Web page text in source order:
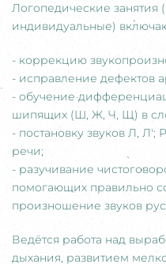
Логопедические занятия
индивидуальные)
- коррекцию
- исправление дефектов
- обучение
шипящих (Ш, Ж, Ч, Щ) в
- постановку звуков Л, Л';
речи;
- разучивание
помогающих правильно
произношение звуков
Ведётся работа над
дыхания, развитием